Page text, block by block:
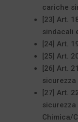
cariche
[23] Art.
sindacali
[24] Art.
[25] Art.
[26] Art.
sicurezza
[27] Art.
sicurezza
Chimica/